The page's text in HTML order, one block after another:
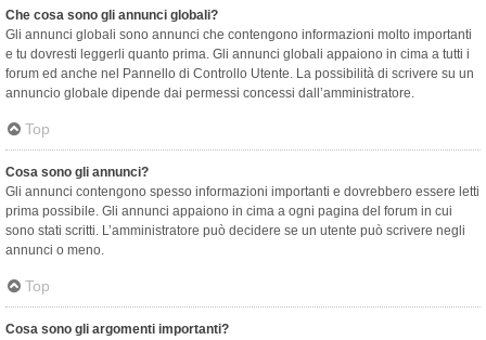
Che cosa sono gli annunci globali?
Gli annunci globali sono annunci che contengono informazioni molto importanti
e tu dovresti leggerli quanto prima. Gli annunci globali appaiono in cima a tutti i
forum ed anche nel Pannello di Controllo Utente. La possibilità di scrivere su un
annuncio globale dipende dai permessi concessi dall’amministratore.
Top
Cosa sono gli annunci?
Gli annunci contengono spesso informazioni importanti e dovrebbero essere letti
prima possibile. Gli annunci appaiono in cima a ogni pagina del forum in cui
sono stati scritti. L’amministratore può decidere se un utente può scrivere negli
annunci o meno.
Top
Cosa sono gli argomenti importanti?